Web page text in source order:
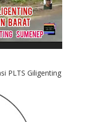
PLTS Giligenting